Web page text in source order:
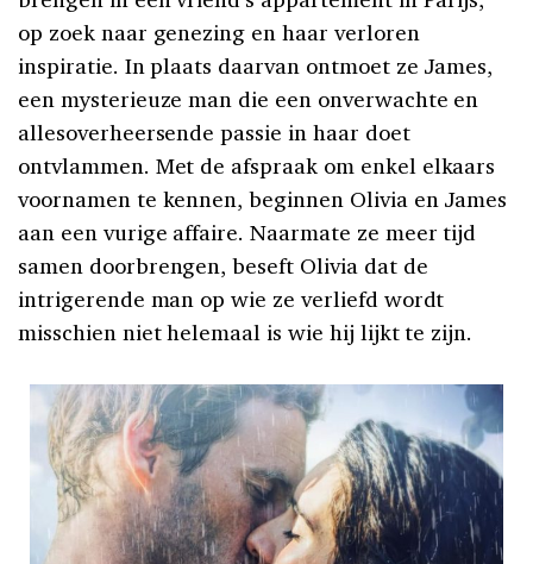
op zoek naar genezing en haar verloren
inspiratie. In plaats daarvan ontmoet ze James,
een mysterieuze man die een onverwachte en
allesoverheersende passie in haar doet
ontvlammen. Met de afspraak om enkel elkaars
voornamen te kennen, beginnen Olivia en James
aan een vurige affaire. Naarmate ze meer tijd
samen doorbrengen, beseft Olivia dat de
intrigerende man op wie ze verliefd wordt
misschien niet helemaal is wie hij lijkt te zijn.